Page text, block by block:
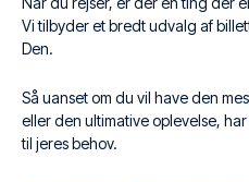
Vi tilbyder et bredt udvalg af
Den.
Så uanset om du vil have den
eller den ultimative oplevelse,
til jeres behov.